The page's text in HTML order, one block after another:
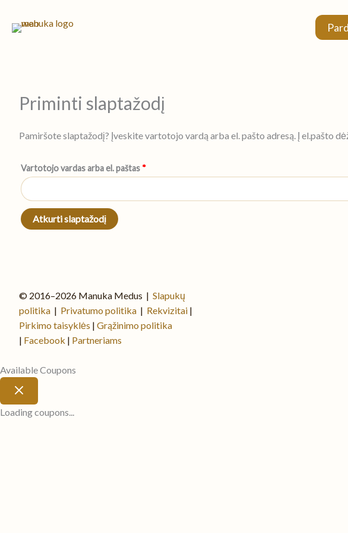
prie
turinio
Priminti slaptažodį
Pamiršote slaptažodį? Įveskite vartotojo vardą arba el. pašto adresą. Į el.pašto
Vartotojo vardas arba el. paštas *
Atkurti slaptažodį
© 2016–2026 Manuka Medus | Slapukų
politika | Privatumo politika | Rekvizitai |
Pirkimo taisyklės | Grąžinimo politika
| Facebook | Partneriams
Available Coupons
Loading coupons...